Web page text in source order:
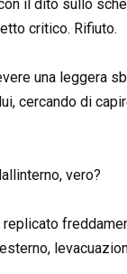
il dito sullo
critico. Rifiuto.
una leggera
cercando di
vero?
replicato